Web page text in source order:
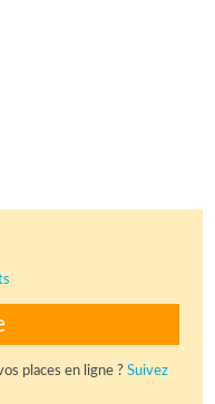
places en ligne ?Suivez